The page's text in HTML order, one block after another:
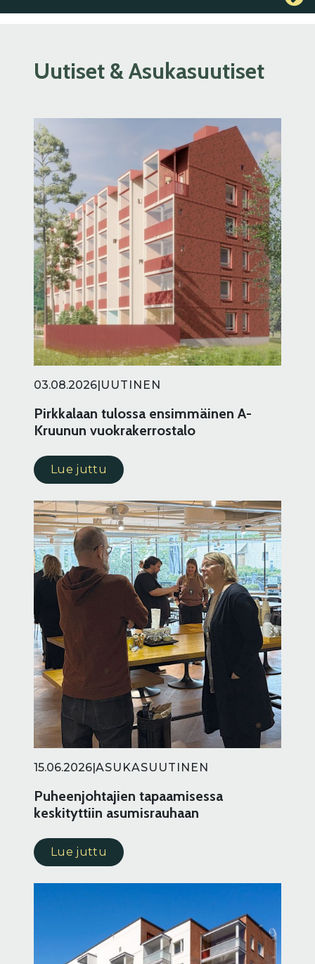
Uutiset & Asukasuutiset
03.08.2026 UUTINEN
Pirkkalaan tulossa ensimmäinen A-
Kruunun vuokrakerrostalo
Lue juttu
15.06.2026 ASUKASUUTINEN
Puheenjohtajien tapaamisessa
keskityttiin asumisrauhaan
Lue juttu